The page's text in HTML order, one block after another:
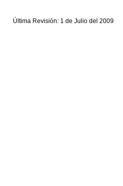
Última Revisión: 1 de Julio del 2009